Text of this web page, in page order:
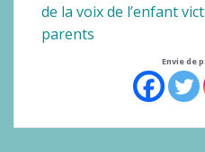
de la voix de l’enfant
parents
Envie de